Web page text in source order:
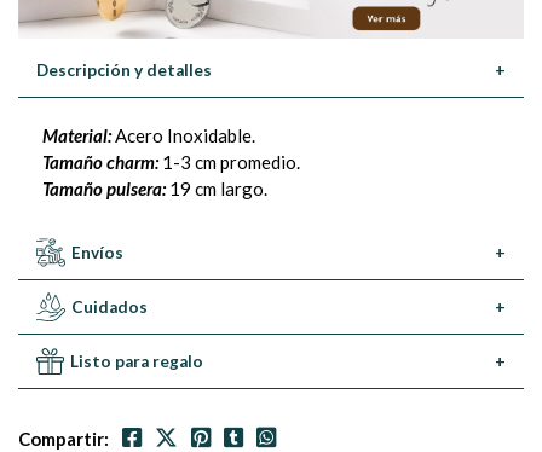
Descripción y detalles +
Material:Acero Inoxidable.
Tamaño charm: 1-3 cm promedio.
Tamaño pulsera:19 cm largo.
Envíos +
Cuidados +
Listo para regalo +
Compartir: